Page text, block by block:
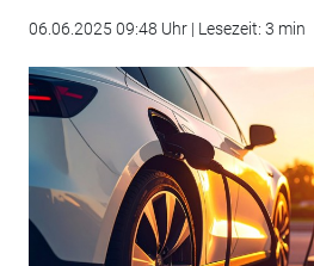
06.06.2025 09:48 Uhr | Lesezeit: 3 min